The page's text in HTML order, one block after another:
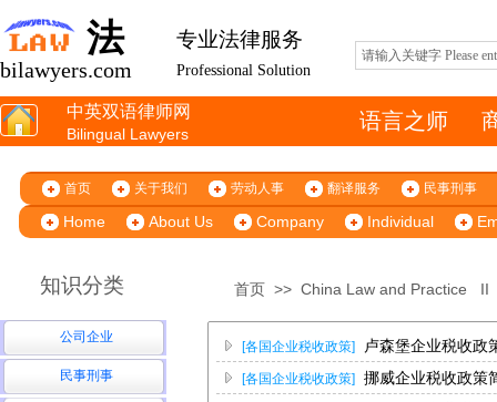
法 专业法律服务
Professional Solution
bilawyers.com
中英双语律师网
Bilingual Lawyers
语言之师
首页 关于我们 劳动人事 翻译服务 民事刑事
Home About Us Company Individual
知识分类 首页 >> China Law and Practice
公司企业
民事刑事
[各国企业税收政策] 卢森堡企业税收政
[各国企业税收政策] 挪威企业税收政策